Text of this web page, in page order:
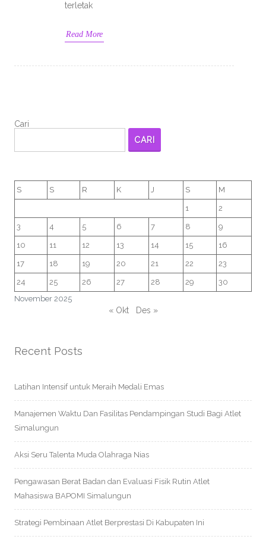
terletak
Read More
Cari
CARI
November 2025
S S R K J S M
1 2
3 4 5 6 7 8 9
10 11 12 13 14 15 16
17 18 19 20 21 22 23
24 25 26 27 28 29 30
« Okt Des »
Recent Posts
Latihan Intensif untuk Meraih Medali Emas
Manajemen Waktu Dan Fasilitas Pendampingan Studi Bagi Atlet
Simalungun
Aksi Seru Talenta Muda Olahraga Nias
Pengawasan Berat Badan dan Evaluasi Fisik Rutin Atlet
Mahasiswa BAPOMI Simalungun
Strategi Pembinaan Atlet Berprestasi Di Kabupaten Ini